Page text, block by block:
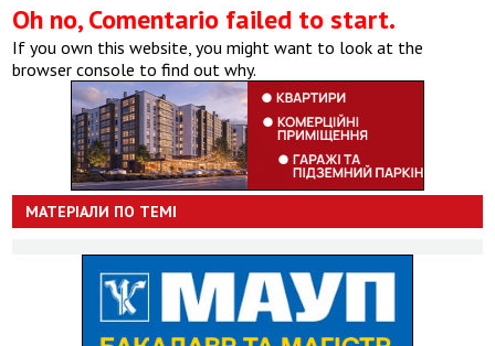
Oh no, Comentario failed to start.
If you own this website, you might want to look at the
browser console to find out why.
МАТЕРІАЛИ ПО ТЕМІ